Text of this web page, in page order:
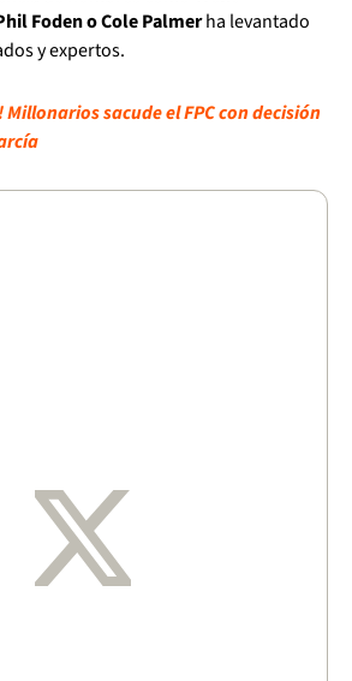
Foden o Cole Palmerha levantado
y expertos.
Millonarios sacude el FPC con decisión